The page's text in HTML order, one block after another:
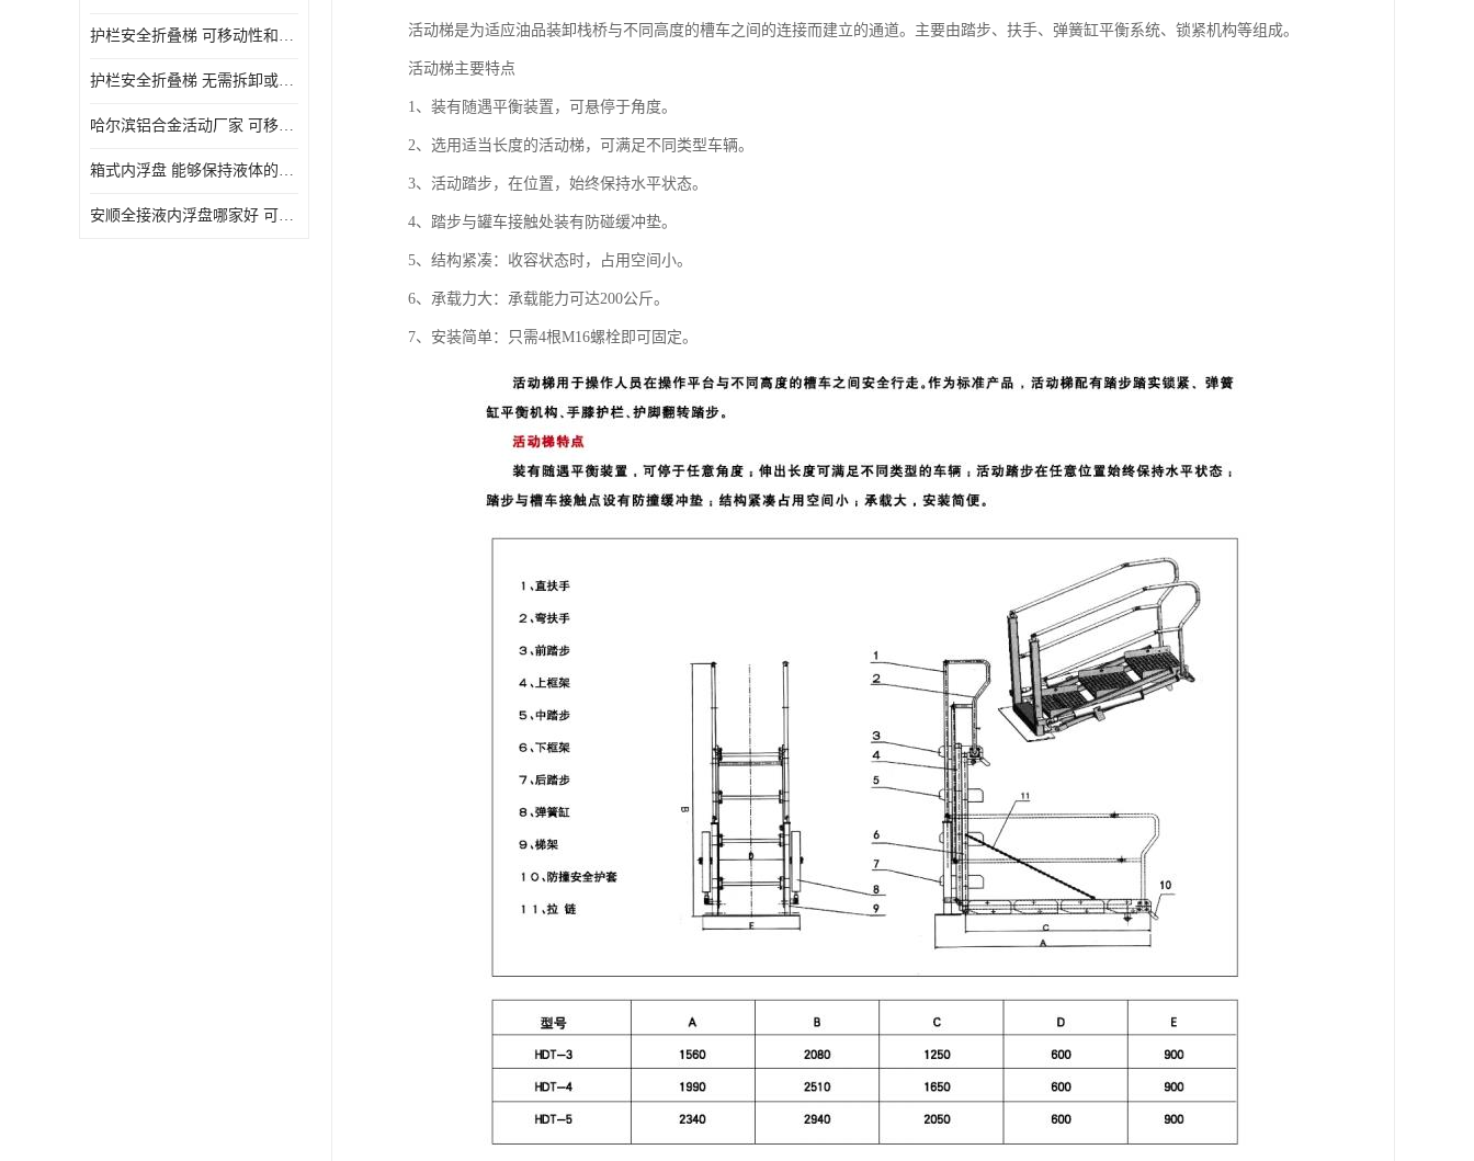
护栏安全折叠梯 可移动性和安全性较高 占用空间小
护栏安全折叠梯 无需拆卸或重新安装 占用空间小
哈尔滨铝合金活动厂家 可移动性和安全性较高 占用空间小
箱式内浮盘 能够保持液体的密闭状态 适用于多种液体储存和运输
安顺全接液内浮盘哪家好 可以自动上下浮动 密封性能好
活动梯是为适应油品装卸栈桥与不同高度的槽车之间的连接而建立的通道。主要由踏步、扶手、弹簧缸平衡系统、锁紧机构等组成。
活动梯主要特点
1、装有随遇平衡装置，可悬停于角度。
2、选用适当长度的活动梯，可满足不同类型车辆。
3、活动踏步，在位置，始终保持水平状态。
4、踏步与罐车接触处装有防碰缓冲垫。
5、结构紧凑：收容状态时，占用空间小。
6、承载力大：承载能力可达200公斤。
7、安装简单：只需4根M16螺栓即可固定。